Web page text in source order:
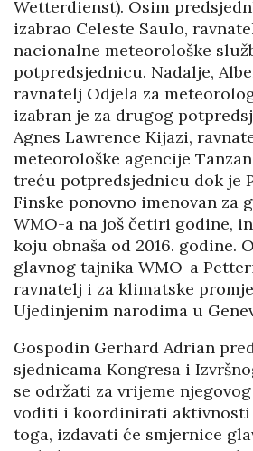
Wetterdienst). Osim
izabrao Celeste Saulo,
nacionalne meteorološke
potpredsjednicu. Nadalje,
ravnatelj Odjela za
izabran je za drugog
Agnes Lawrence Kijazi,
meteorološke agencije
treću potpredsjednicu dok je
Finske ponovno imenovan za
WMO-a na još četiri godine,
koju obnaša od 2016. godine.
glavnog tajnika WMO-a
ravnatelj i za klimatske
Ujedinjenim narodima u
Gospodin Gerhard Adrian
sjednicama Kongresa i
se održati za vrijeme
voditi i koordinirati aktivnosti
toga, izdavati će smjernice